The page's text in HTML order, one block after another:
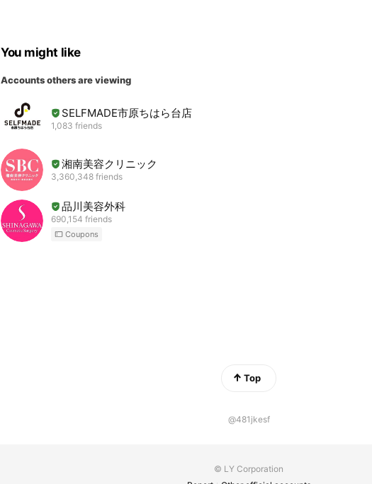
You might like
Accounts others are viewing
SELFMADE市原ちはら台店
1,083 friends
湘南美容クリニック
3,360,348 friends
品川美容外科
690,154 friends
Coupons
Top
@481jkesf
© LY Corporation